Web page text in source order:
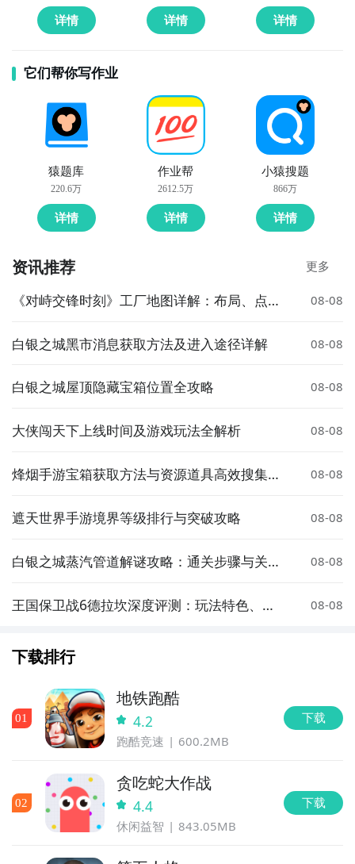
详情 详情 详情
它们帮你写作业
猿题库
220.6万
详情
作业帮
2612.5万
详情
小猿搜题
866万
详情
资讯推荐 更多
《对峙交锋时刻》工厂地图详解：布局、点位
08-08
白银之城黑市消息获取方法及进入途径详解 08-08
白银之城屋顶隐藏宝箱位置全攻略 08-08
大侠闯天下上线时间及游戏玩法全解析 08-08
烽烟手游宝箱获取方法与资源道具高效搜集攻
08-08
遮天世界手游境界等级排行与突破攻略 08-08
白银之城蒸汽管道解谜攻略：通关步骤与关键
08-08
王国保卫战6德拉坎深度评测：玩法特色、关
08-08
下载排行
01
地铁跑酷
4.2
跑酷竞速 600.2MB
下载
02
贪吃蛇大作战
4.4
休闲益智 843.05MB
下载